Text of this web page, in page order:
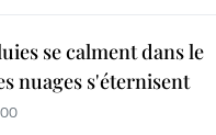
se calment dans le
nuages s'éternisent